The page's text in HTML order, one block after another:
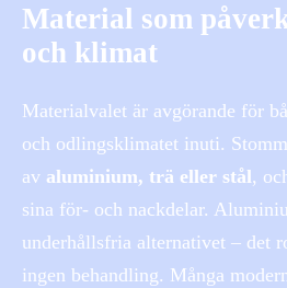
Material som
och klimat
Materialvalet är avgörande för
och odlingsklimatet inuti.
av aluminium, trä eller stål,
sina för- och nackdelar.
underhållsfria alternativet – det
ingen behandling. Många